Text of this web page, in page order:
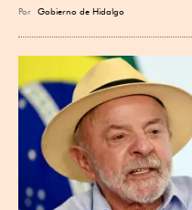
Por Gobierno de Hidalgo